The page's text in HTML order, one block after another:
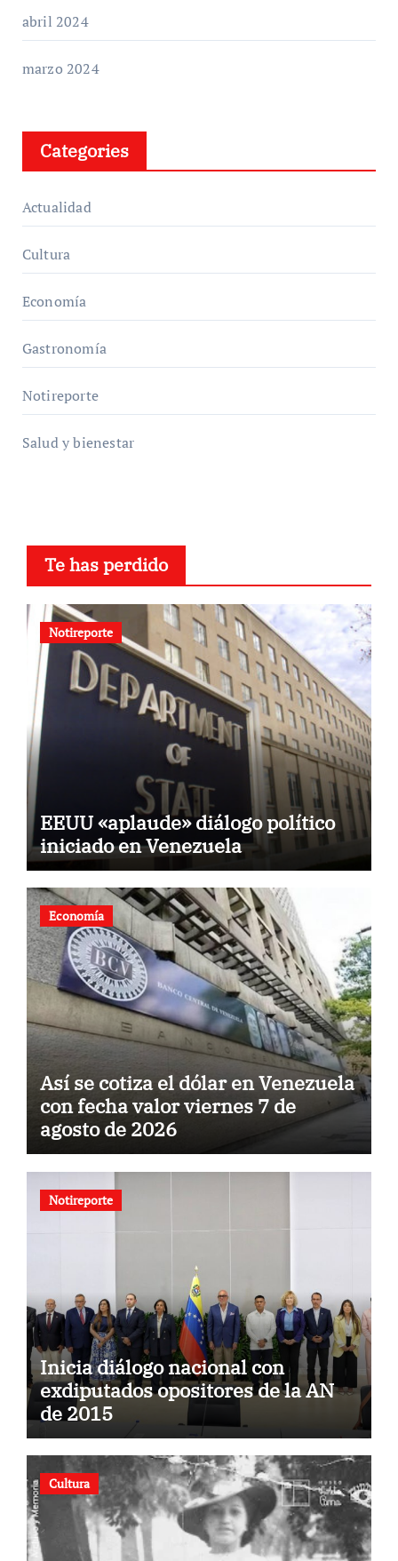
abril 2024
marzo 2024
Categories
Actualidad
Cultura
Economía
Gastronomía
Notireporte
Salud y bienestar
Te has perdido
Notireporte
EEUU «aplaude» diálogo político
iniciado en Venezuela
Economía
Así se cotiza el dólar en Venezuela
con fecha valor viernes 7 de
agosto de 2026
Notireporte
Inicia diálogo nacional con
exdiputados opositores de la AN
de 2015
Cultura